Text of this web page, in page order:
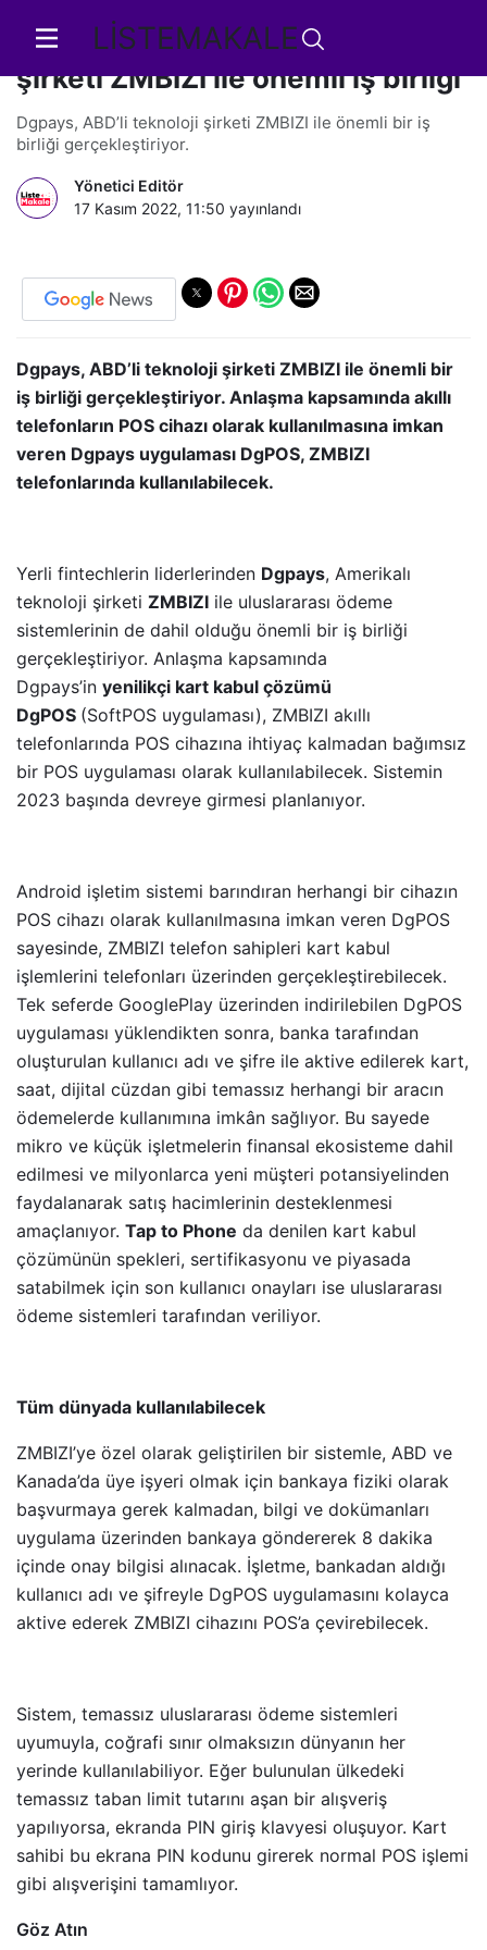
LİSTEMAKALE
Dgpays’den Amerikan teknoloji
şirketi ZMBIZI ile önemli iş birliği
Dgpays, ABD’li teknoloji şirketi ZMBIZI ile önemli bir iş
birliği gerçekleştiriyor.
Yönetici Editör
17 Kasım 2022, 11:50 yayınlandı
Dgpays, ABD’li teknoloji şirketi ZMBIZI ile önemli bir
iş birliği gerçekleştiriyor. Anlaşma kapsamında akıllı
telefonların POS cihazı olarak kullanılmasına imkan
veren Dgpays uygulaması DgPOS, ZMBIZI
telefonlarında kullanılabilecek.
Yerli fintechlerin liderlerinden Dgpays, Amerikalı
teknoloji şirketi ZMBIZI ile uluslararası ödeme
sistemlerinin de dahil olduğu önemli bir iş birliği
gerçekleştiriyor. Anlaşma kapsamında
Dgpays’in yenilikçi kart kabul çözümü
DgPOS (SoftPOS uygulaması), ZMBIZI akıllı
telefonlarında POS cihazına ihtiyaç kalmadan bağımsız
bir POS uygulaması olarak kullanılabilecek. Sistemin
2023 başında devreye girmesi planlanıyor.
Android işletim sistemi barındıran herhangi bir cihazın
POS cihazı olarak kullanılmasına imkan veren DgPOS
sayesinde, ZMBIZI telefon sahipleri kart kabul
işlemlerini telefonları üzerinden gerçekleştirebilecek.
Tek seferde GooglePlay üzerinden indirilebilen DgPOS
uygulaması yüklendikten sonra, banka tarafından
oluşturulan kullanıcı adı ve şifre ile aktive edilerek kart,
saat, dijital cüzdan gibi temassız herhangi bir aracın
ödemelerde kullanımına imkân sağlıyor. Bu sayede
mikro ve küçük işletmelerin finansal ekosisteme dahil
edilmesi ve milyonlarca yeni müşteri potansiyelinden
faydalanarak satış hacimlerinin desteklenmesi
amaçlanıyor. Tap to Phone da denilen kart kabul
çözümünün spekleri, sertifikasyonu ve piyasada
satabilmek için son kullanıcı onayları ise uluslararası
ödeme sistemleri tarafından veriliyor.
Tüm dünyada kullanılabilecek
ZMBIZI’ye özel olarak geliştirilen bir sistemle, ABD ve
Kanada’da üye işyeri olmak için bankaya fiziki olarak
başvurmaya gerek kalmadan, bilgi ve dokümanları
uygulama üzerinden bankaya göndererek 8 dakika
içinde onay bilgisi alınacak. İşletme, bankadan aldığı
kullanıcı adı ve şifreyle DgPOS uygulamasını kolayca
aktive ederek ZMBIZI cihazını POS’a çevirebilecek.
Sistem, temassız uluslararası ödeme sistemleri
uyumuyla, coğrafi sınır olmaksızın dünyanın her
yerinde kullanılabiliyor. Eğer bulunulan ülkedeki
temassız taban limit tutarını aşan bir alışveriş
yapılıyorsa, ekranda PIN giriş klavyesi oluşuyor. Kart
sahibi bu ekrana PIN kodunu girerek normal POS işlemi
gibi alışverişini tamamlıyor.
Göz Atın